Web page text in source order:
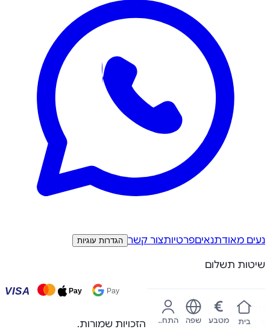
נעים מאודתנאיםפרטיותצור קשר הגדרות עוגיות
שיטות תשלום
VISA Pay Pay
תשלומים מאובטחים
MakeYourTravel 2026
.כל הזכויות שמורות. בית
€
מטבע שפה התחבר